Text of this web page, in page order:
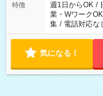
特徴 週1日からOK /
業・WワークOK
集 / 電話対応な
気になる！